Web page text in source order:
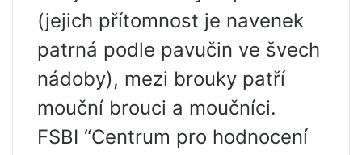
(jejich přítomnost je navenek
patrná podle pavučin ve švech
nádoby), mezi brouky patří
mouční brouci a moučníci.
FSBI “Centrum pro hodnocení